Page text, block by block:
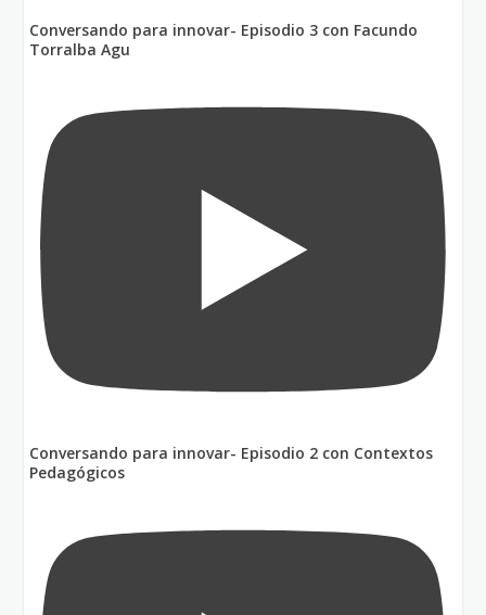
Conversando para innovar- Episodio 3 con Facundo
Torralba Agu
Conversando para innovar- Episodio 2 con Contextos
Pedagógicos